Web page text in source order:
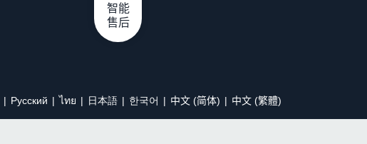
Ρусский ไทย 日本語 한국어 中文 (简体) 中文 (繁體)
智能
售后